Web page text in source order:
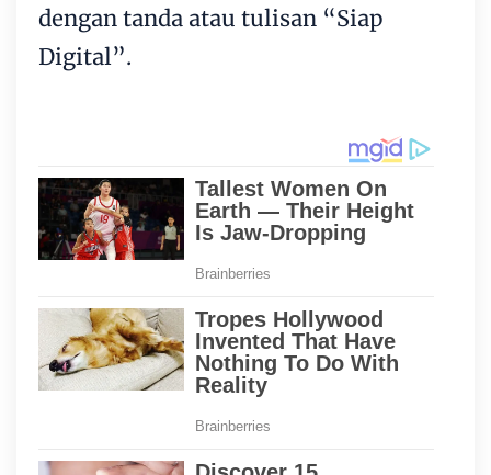
dengan tanda atau tulisan “Siap
Digital”.